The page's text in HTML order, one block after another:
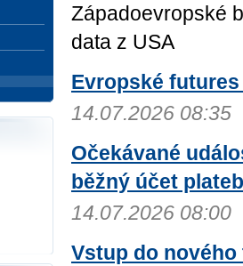
Západoevropské
data z USA
Evropské
14.07.2026 08:35
Očekávané
běžný účet
14.07.2026 08:00
Vstup do